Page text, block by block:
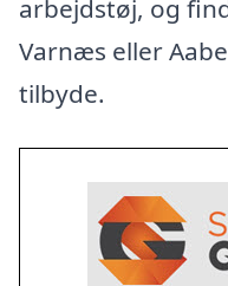
arbejdstøj, og
Varnæs eller
tilbyde.